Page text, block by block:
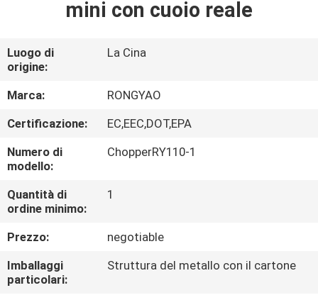
NOI
GIRO
DELLA
FABBRICA
CONTROLLO
DI
QUALITÀ
CONTATTICI
mini con cuoio reale
Luogo di
origine:
La Cina
Marca:
RONGYAO
Certificazione:
EC,EEC,DOT,EPA
Numero di
modello:
ChopperRY110-1
Quantità di
ordine minimo:
1
Prezzo:
negotiable
Imballaggi
particolari:
Struttura del metallo con il cartone